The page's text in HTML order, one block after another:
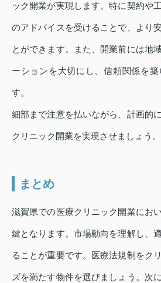
ック開業が実現します。特に契約や
のアドバイスを受けることで、より
とができます。また、開業前には地
ーションを大切にし、信頼関係を
す。
細部まで注意を払いながら、計画的
クリニック開業を実現させましょう。
まとめ
滋賀県での医療クリニック開業にお
鍵となります。市場動向を理解し、
ることが重要です。医療法規制をク
ズを満たす物件を選びましょう。次